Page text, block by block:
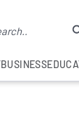
BUSINESS